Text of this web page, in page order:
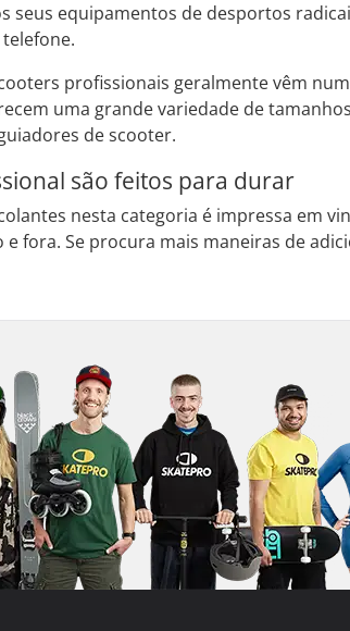
seus equipamentos de desportos
profissionais geralmente vêm
uma grande variedade de
de scooter.
são feitos para durar
nesta categoria é impressa em
fora. Se procura mais maneiras de